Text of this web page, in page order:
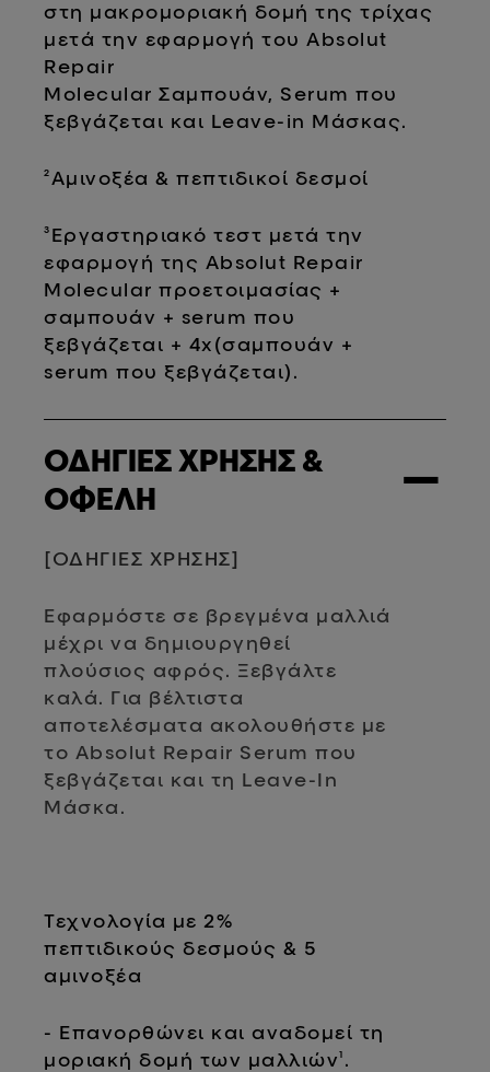
στη μακρομοριακή δομή της τρίχας
μετά την εφαρμογή του Absolut
Repair
Molecular Σαμπουάν, Serum που
ξεβγάζεται και Leave-in Μάσκας.
²Αμινοξέα & πεπτιδικοί δεσμοί
³Εργαστηριακό τεστ μετά την
εφαρμογή της Absolut Repair
Molecular προετοιμασίας +
σαμπουάν + serum που
ξεβγάζεται + 4x(σαμπουάν +
serum που ξεβγάζεται).
ΟΔΗΓΙΕΣ ΧΡΗΣΗΣ &
ΟΦΕΛΗ
−
[ΟΔΗΓΙΕΣ ΧΡΗΣΗΣ]
Εφαρμόστε σε βρεγμένα μαλλιά
μέχρι να δημιουργηθεί
πλούσιος αφρός. Ξεβγάλτε
καλά. Για βέλτιστα
αποτελέσματα ακολουθήστε με
το Absolut Repair Serum που
ξεβγάζεται και τη Leave-In
Μάσκα.
Τεχνολογία με 2%
πεπτιδικούς δεσμούς & 5
αμινοξέα
- Επανορθώνει και αναδομεί τη
μοριακή δομή των μαλλιών¹.